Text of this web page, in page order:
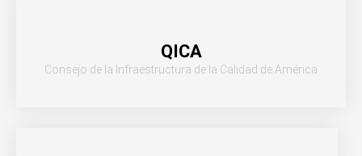
QICA
Consejo de la Infraestructura de la Calidad de América